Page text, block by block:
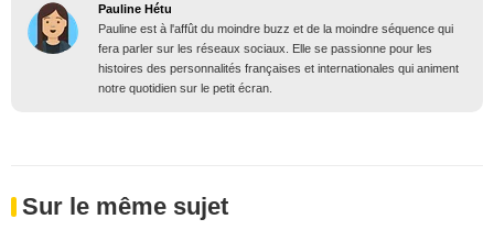
Pauline Hétu
Pauline est à l'affût du moindre buzz et de la moindre séquence qui
fera parler sur les réseaux sociaux. Elle se passionne pour les
histoires des personnalités françaises et internationales qui animent
notre quotidien sur le petit écran.
Sur le même sujet